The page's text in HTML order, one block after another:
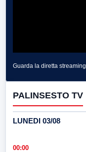
Guarda la diretta streaming
PALINSESTO TV
LUNEDI 03/08
00:00